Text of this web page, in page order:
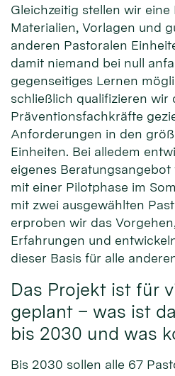
Gleichzeitig stellen wir
Materialien, Vorlagen und
anderen Pastoralen
damit niemand bei null
gegenseitiges Lernen
schließlich qualifizieren wir
Präventionsfachkräfte
Anforderungen in den
Einheiten. Bei alledem
eigenes
mit einer Pilotphase im
mit zwei ausgewählten
erproben wir das
Erfahrungen und
dieser Basis für alle
Das Projekt ist für
geplant – was ist
bis 2030 und was
Bis 2030 sollen alle 67